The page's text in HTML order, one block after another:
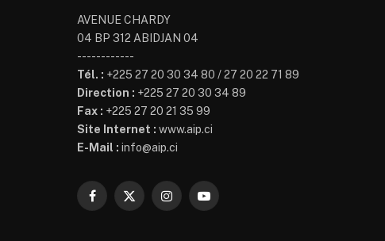
AVENUE CHARDY
04 BP 312 ABIDJAN 04
------------
Tél. : +225 27 20 30 34 80 / 27 20 22 71 89
Direction : +225 27 20 30 34 89
Fax : +225 27 20 21 35 99
Site Internet : www.aip.ci
E-Mail : info@aip.ci
Facebook
X
InstagramYouTube